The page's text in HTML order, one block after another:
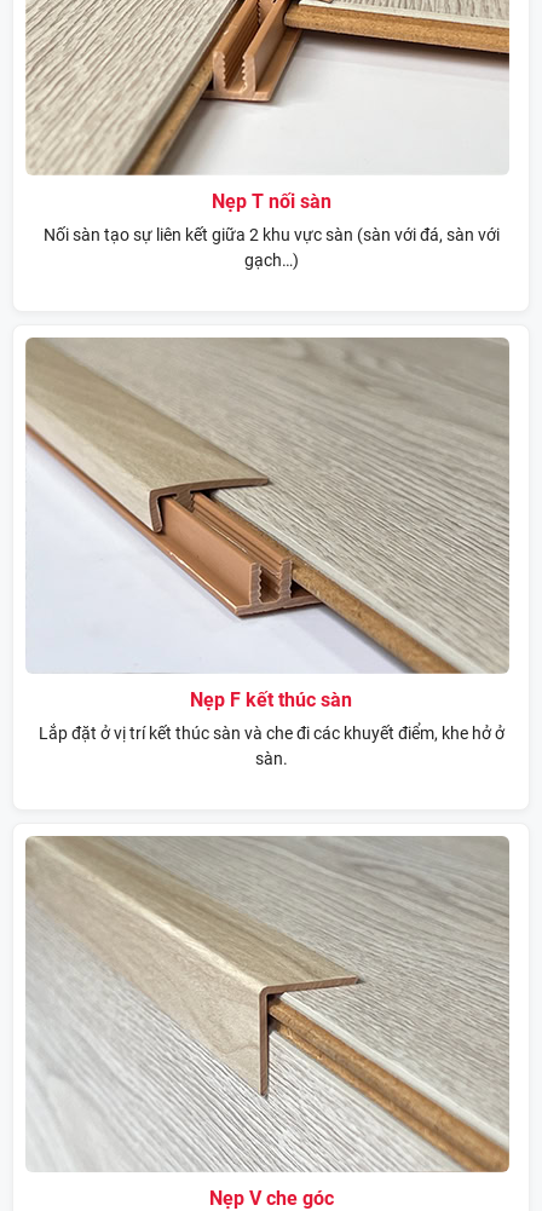
Nẹp T nối sàn
Nối sàn tạo sự liên kết giữa 2 khu vực sàn (sàn với đá, sàn với
gạch…)
Nẹp F kết thúc sàn
Lắp đặt ở vị trí kết thúc sàn và che đi các khuyết điểm, khe hở ở
sàn.
Nẹp V che góc